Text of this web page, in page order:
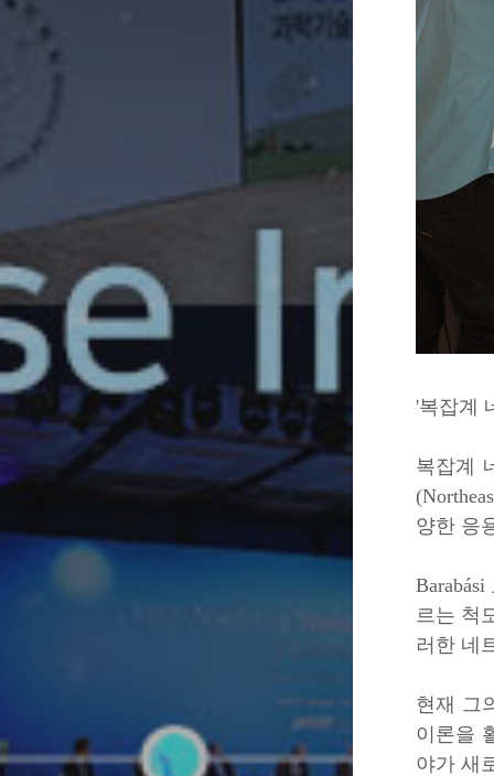
'복잡계
복잡계
양한 응
Barabási
르는 척
러한 네
현재 그
이론을
야가 새